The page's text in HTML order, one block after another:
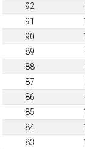
92
91
90
89
88
87
86
85
84
83